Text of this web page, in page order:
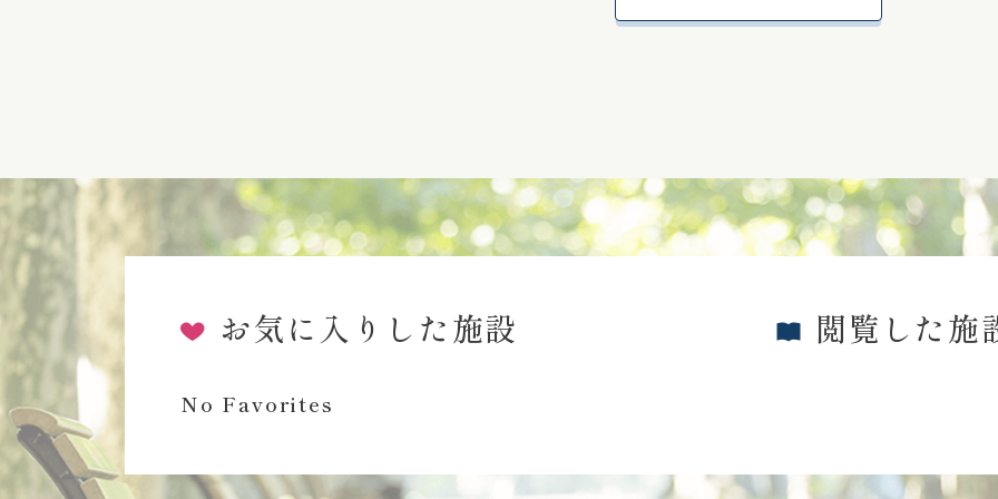
お気に入りした施設
No Favorites
閲覧した施